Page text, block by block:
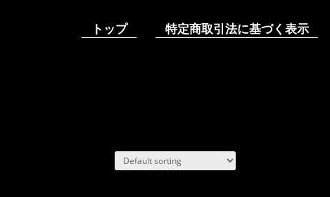
トップ 特定商取引法に基づく表示